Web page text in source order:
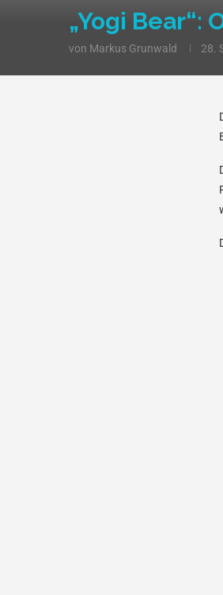
„Yogi
von Markus Grunwald 28.